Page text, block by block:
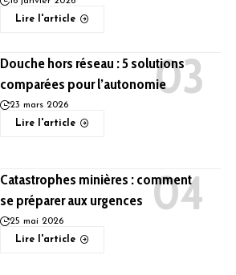
Lire l'article
Douche hors réseau : 5 solutions
comparées pour l’autonomie
23 mars 2026
Lire l'article
Catastrophes minières : comment
se préparer aux urgences
25 mai 2026
Lire l'article